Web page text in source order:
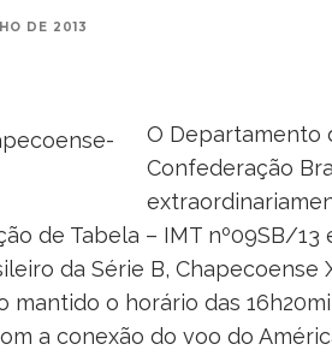
DE 2013
O Departamento
Confederação
de Tabela – IMT nº09SB/
da Série B, Chapecoense
mantido o horário das
a conexão do voo do